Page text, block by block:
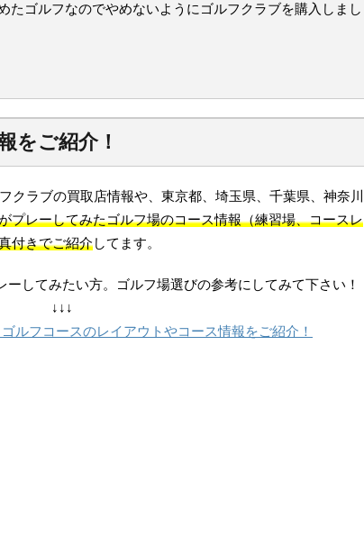
たゴルフなのでやめないようにゴルフクラブを購入しまし
をご紹介！
クラブの買取店情報や、東京都、埼玉県、千葉県、神奈川
プレーしてみたゴルフ場のコース情報（練習場、コースレ
付きでご紹介してます。
してみたい方。ゴルフ場選びの参考にしてみて下さい！
↓↓↓
ルフコースのレイアウトやコース情報をご紹介！